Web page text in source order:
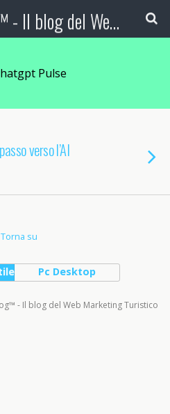
Booking Blog™ - Il blog del Web Marketing Turistico
Pulse
verso l’AI
Torna su
Pc Desktop
- Il blog del Web Marketing Turistico